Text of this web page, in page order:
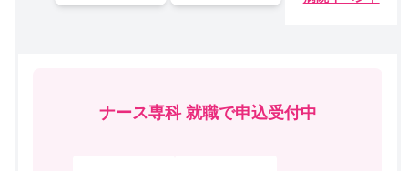
ナース専科 就職で申込受付中